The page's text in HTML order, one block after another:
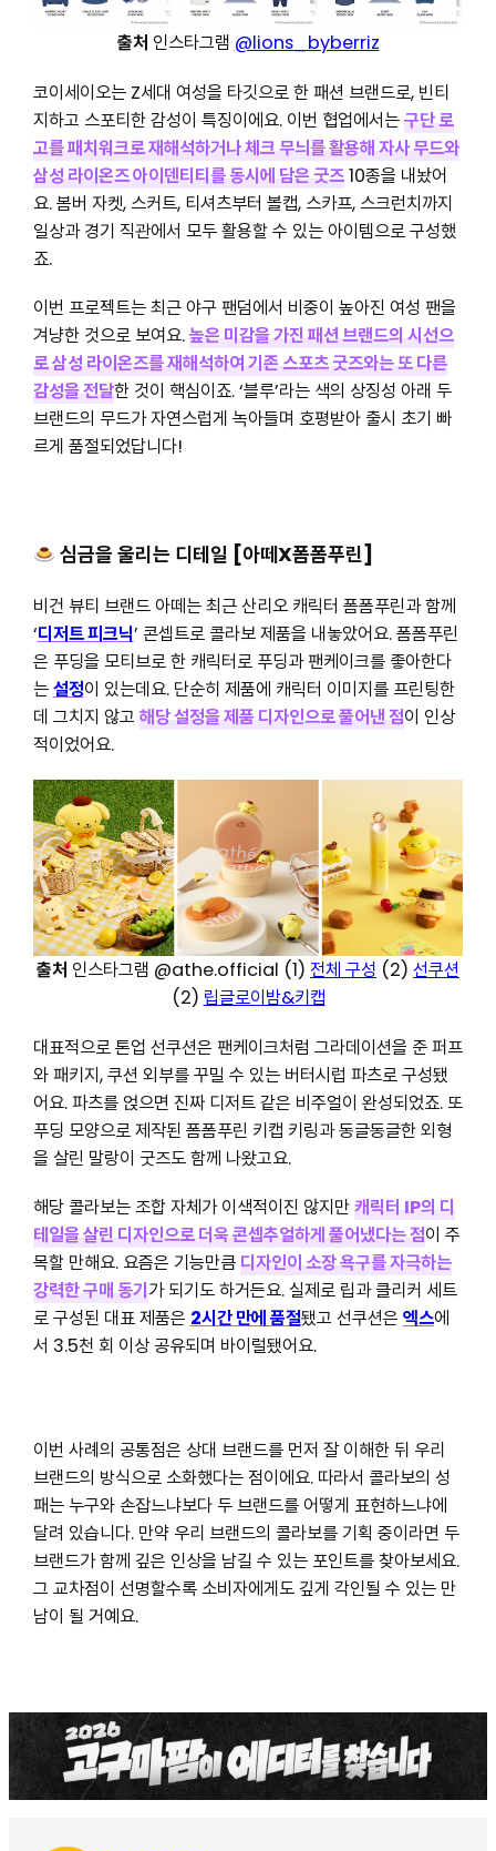
출처 인스타그램 @lions_byberriz
코이세이오는 Z세대 여성을 타깃으로 한 패션 브랜드로, 빈티
지하고 스포티한 감성이 특징이에요. 이번 협업에서는구단 로
고를 패치워크로 재해석하거나 체크 무늬를 활용해 자사 무드와
삼성 라이온즈 아이덴티티를 동시에 담은 굿즈10종을 내놨어
요. 봄버 자켓, 스커트, 티셔츠부터 볼캡, 스카프, 스크런치까지
일상과 경기 직관에서 모두 활용할 수 있는 아이템으로 구성했
죠.
이번 프로젝트는 최근 야구 팬덤에서 비중이 높아진 여성 팬을
겨냥한 것으로 보여요.높은 미감을 가진 패션 브랜드의 시선으
로 삼성 라이온즈를 재해석하여 기존 스포츠 굿즈와는 또 다른
감성을 전달한 것이 핵심이죠. ‘블루’라는 색의 상징성 아래 두
브랜드의 무드가 자연스럽게 녹아들며 호평받아 출시 초기 빠
르게 품절되었답니다!
심금을 울리는 디테일 [아떼X폼폼푸린]
비건 뷰티 브랜드 아떼는 최근 산리오 캐릭터 폼폼푸린과 함께
‘디저트 피크닉’ 콘셉트로 콜라보 제품을 내놓았어요. 폼폼푸린
은 푸딩을 모티브로 한 캐릭터로 푸딩과 팬케이크를 좋아한다
는설정이 있는데요. 단순히 제품에 캐릭터 이미지를 프린팅한
데 그치지 않고 해당 설정을 제품 디자인으로 풀어낸 점이 인상
적이었어요.
출처 인스타그램 @athe.official (1) 전체 구성 (2) 선쿠션
(2) 립글로이밤&키캡
대표적으로 톤업 선쿠션은 팬케이크처럼 그라데이션을 준 퍼프
와 패키지, 쿠션 외부를 꾸밀 수 있는 버터시럽 파츠로 구성됐
어요. 파츠를 얹으면 진짜 디저트 같은 비주얼이 완성되었죠. 또
푸딩 모양으로 제작된 폼폼푸린 키캡 키링과 동글동글한 외형
을 살린 말랑이 굿즈도 함께 나왔고요.
해당 콜라보는 조합 자체가 이색적이진 않지만캐릭터 IP의 디
테일을 살린 디자인으로 더욱 콘셉추얼하게 풀어냈다는 점이 주
목할 만해요. 요즘은 기능만큼디자인이 소장 욕구를 자극하는
강력한 구매 동기가 되기도 하거든요. 실제로 립과 클리커 세트
로 구성된 대표 제품은 2시간 만에 품절됐고 선쿠션은 엑스에
서 3.5천 회 이상 공유되며 바이럴됐어요.
이번 사례의 공통점은 상대 브랜드를 먼저 잘 이해한 뒤 우리
브랜드의 방식으로 소화했다는 점이에요. 따라서 콜라보의 성
패는 누구와 손잡느냐보다 두 브랜드를 어떻게 표현하느냐에
달려 있습니다. 만약 우리 브랜드의 콜라보를 기획 중이라면 두
브랜드가 함께 깊은 인상을 남길 수 있는 포인트를 찾아보세요.
그 교차점이 선명할수록 소비자에게도 깊게 각인될 수 있는 만
남이 될 거예요.